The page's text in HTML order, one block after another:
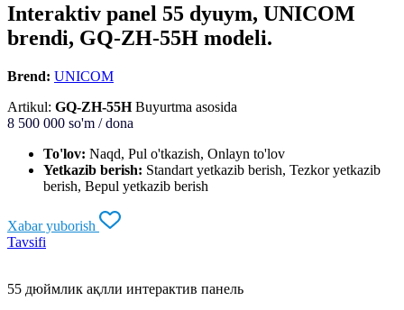
Interaktiv panel 55 dyuym, UNICOM
brendi, GQ-ZH-55H modeli.
Brend: UNICOM
Artikul: GQ-ZH-55H Buyurtma asosida
8 500 000 so'm / dona
To'lov: Naqd, Pul o'tkazish, Onlayn to'lov
Yetkazib berish: Standart yetkazib berish, Tezkor yetkazib
berish, Bepul yetkazib berish
Xabar yuborish
Tavsifi
55 дюймлик ақлли интерактив панель